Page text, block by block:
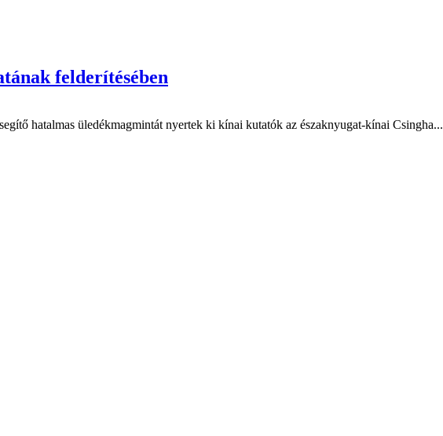
felderítésében
hatalmas üledékmagmintát nyertek ki kínai kutatók az északnyugat-kínai Csingha...